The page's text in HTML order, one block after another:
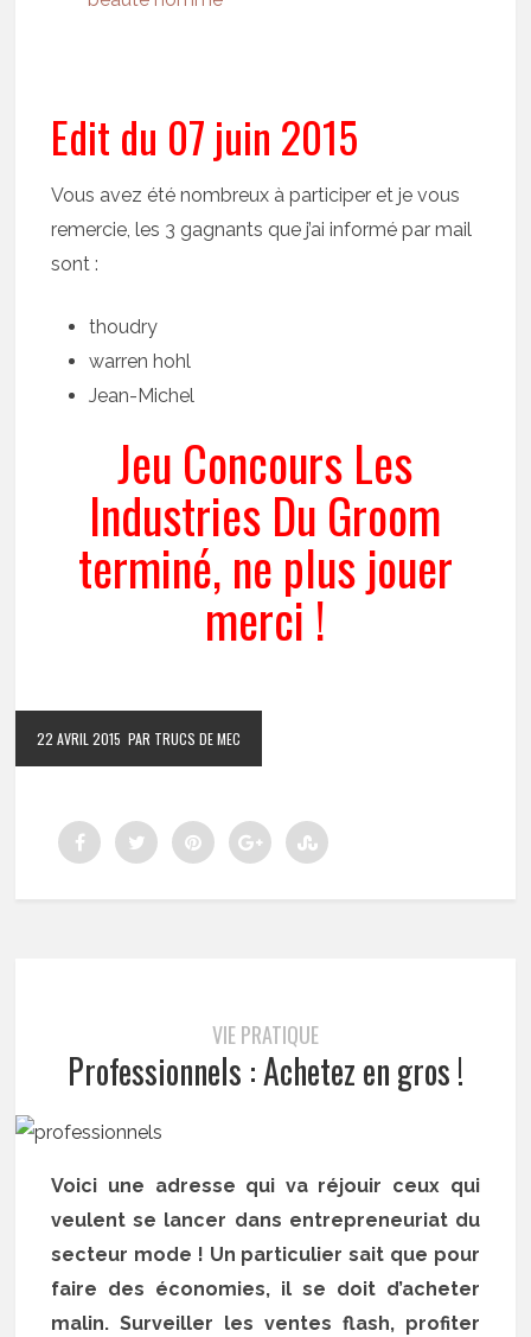
Edit du 07 juin 2015
Vous avez été nombreux à participer et je vous
remercie, les 3 gagnants que j’ai informé par mail
sont :
thoudry
warren hohl
Jean-Michel
Jeu Concours Les
Industries Du Groom
terminé, ne plus jouer
merci !
22 AVRIL 2015 PAR TRUCS DE MEC
VIE PRATIQUE
Professionnels : Achetez en gros !
Voici une adresse qui va réjouir ceux qui
veulent se lancer dans entrepreneuriat du
secteur mode ! Un particulier sait que pour
faire des économies, il se doit d’acheter
malin. Surveiller les ventes flash, profiter